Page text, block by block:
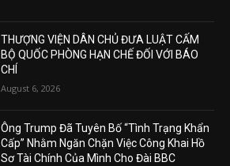
THƯỢNG VIỆN DÂN CHỦ ĐƯA LUẬT CẤM
BỘ QUỐC PHÒNG HẠN CHẾ ĐỐI VỚI BÁO
CHÍ
August 6, 2026
Ông Trump Đã Tuyên Bố “Tình Trạng Khẩn
Cấp” Nhằm Ngăn Chặn Việc Công Khai Hồ
Sơ Tài Chính Của Mình Cho Đài BBC